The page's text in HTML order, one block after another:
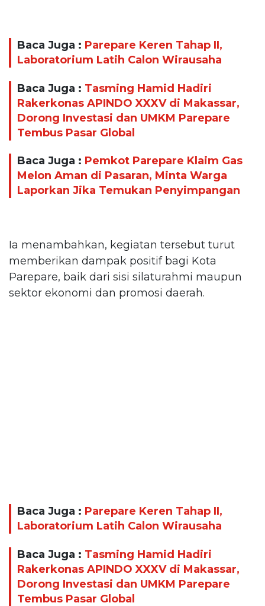
Baca Juga : Parepare Keren Tahap II,
Laboratorium Latih Calon Wirausaha
Baca Juga : Tasming Hamid Hadiri
Rakerkonas APINDO XXXV di Makassar,
Dorong Investasi dan UMKM Parepare
Tembus Pasar Global
Baca Juga : Pemkot Parepare Klaim Gas
Melon Aman di Pasaran, Minta Warga
Laporkan Jika Temukan Penyimpangan
Ia menambahkan, kegiatan tersebut turut
memberikan dampak positif bagi Kota
Parepare, baik dari sisi silaturahmi maupun
sektor ekonomi dan promosi daerah.
Baca Juga : Parepare Keren Tahap II,
Laboratorium Latih Calon Wirausaha
Baca Juga : Tasming Hamid Hadiri
Rakerkonas APINDO XXXV di Makassar,
Dorong Investasi dan UMKM Parepare
Tembus Pasar Global